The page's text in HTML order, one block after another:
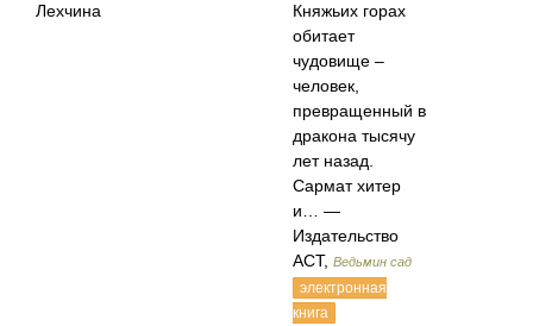
Лехчина
Княжьих горах
обитает
чудовище –
человек,
превращенный в
дракона тысячу
лет назад.
Сармат хитер
и… —
Издательство
АСТ, Ведьмин сад
электронная
книга